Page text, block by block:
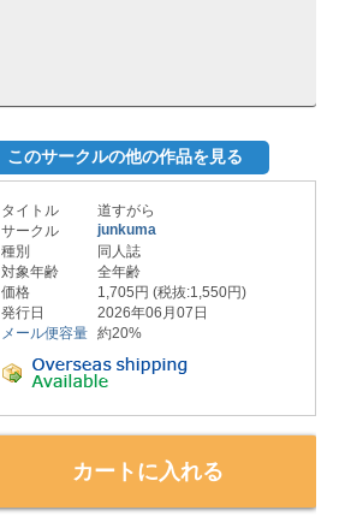
このサークルの他の作品を見る
タイトル
道すがら
サークル
junkuma
種別
同人誌
対象年齢
全年齢
価格
1,705円 (税抜:1,550円)
発行日
2026年06月07日
メール便容量 約20%
カートに入れる